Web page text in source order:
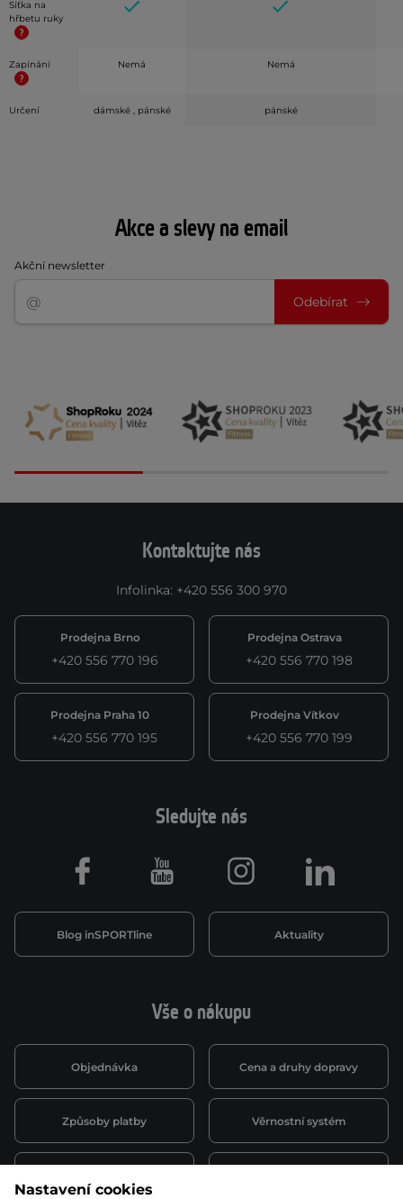
Síťka na
hřbetu ruky
Zapínání Nemá Nemá
Určení dámské , pánské pánské
Akce a slevy na email
Akční newsletter
Odebírat
Kontaktujte nás
Infolinka: +420 556 300 970
Prodejna Brno
+420 556 770 196
Prodejna Ostrava
+420 556 770 198
Prodejna Praha 10
+420 556 770 195
Prodejna Vítkov
+420 556 770 199
Vše o nákupu
Objednávka Cena a druhy dopravy
Způsoby platby Věrnostní systém
Sledujte nás
Blog inSPORTline Aktuality
Facebook Youtube Instagram LinkedIn
Nastavení cookies